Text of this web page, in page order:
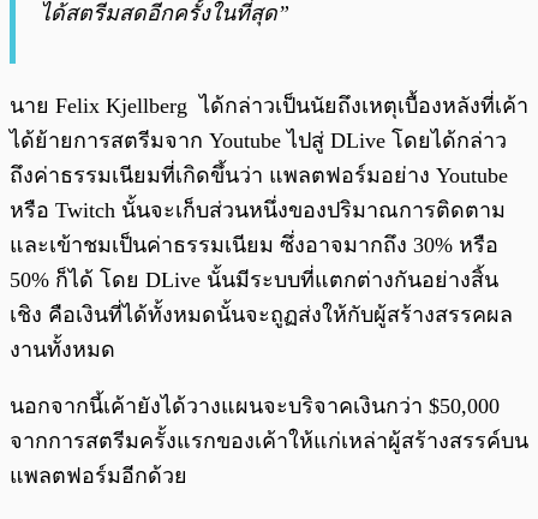
ได้สตรีมสดอีกครั้งในที่สุด”
นาย Felix Kjellberg ได้กล่าวเป็นนัยถึงเหตุเบื้องหลังที่เค้า
ได้ย้ายการสตรีมจาก Youtube ไปสู่ DLive โดยได้กล่าว
ถึงค่าธรรมเนียมที่เกิดขึ้นว่า แพลตฟอร์มอย่าง Youtube
หรือ Twitch นั้นจะเก็บส่วนหนึ่งของปริมาณการติดตาม
และเข้าชมเป็นค่าธรรมเนียม ซึ่งอาจมากถึง 30% หรือ
50% ก็ได้ โดย DLive นั้นมีระบบที่แตกต่างกันอย่างสิ้น
เชิง คือเงินที่ได้ทั้งหมดนั้นจะถูฏส่งให้กับผู้สร้างสรรคผล
งานทั้งหมด
นอกจากนี้เค้ายังได้วางแผนจะบริจาคเงินกว่า $50,000
จากการสตรีมครั้งแรกของเค้าให้แก่เหล่าผู้สร้างสรรค์บน
แพลตฟอร์มอีกด้วย